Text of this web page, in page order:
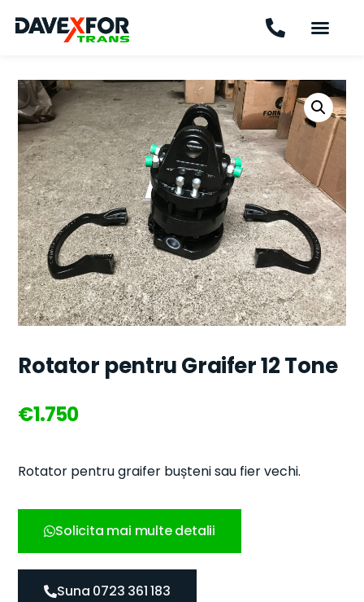
Rotator pentru Graifer 12 Tone
€1.750
Rotator pentru graifer bușteni sau fier vechi.
Solicita mai multe detalii
Suna 0723 361 183